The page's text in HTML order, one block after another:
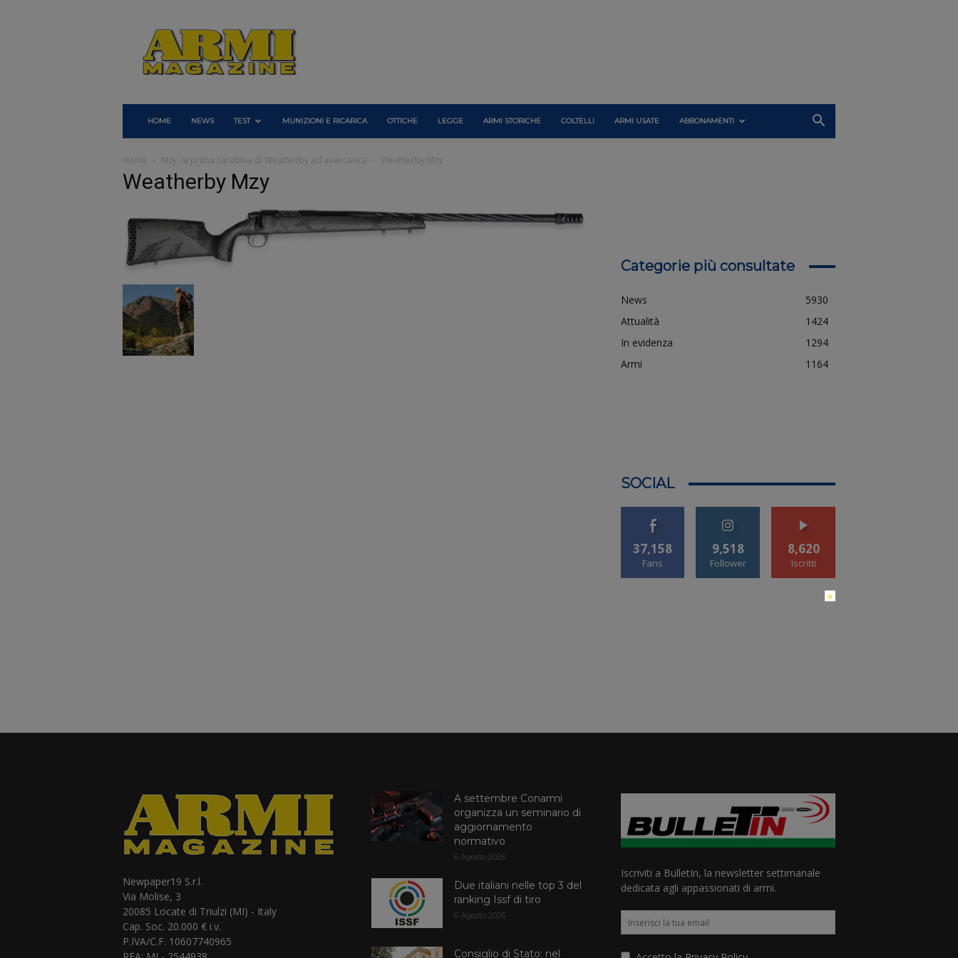
Armi
Magazine
HOME NEWS TEST MUNIZIONI E RICARICA OTTICHE LEGGE ARMI STORICHE COLTELLI ARMI USATE ABBONAMENTI
Home Mzy, la prima carabina di Weatherby ad avancarica Weatherby Mzy
Weatherby Mzy
Categorie più consultate
News
5930
Attualità
1424
In evidenza
1294
Armi
1164
SOCIAL
37,158
Fans
9,518
Follower
8,620
Iscritti
Newpaper19 S.r.l.
Via Molise, 3
20085 Locate di Triulzi (MI) - Italy
Cap. Soc. 20.000 € i.v.
P.IVA/C.F. 10607740965
A settembre Conarmi
organizza un seminario di
aggiornamento
normativo
6 Agosto 2026
Due italiani nelle top 3 del
ranking Issf di tiro
6 Agosto 2026
Consiglio di Stato: nel
Iscriviti a BulletIn, la newsletter settimanale
dedicata agli appassionati di armi.
×